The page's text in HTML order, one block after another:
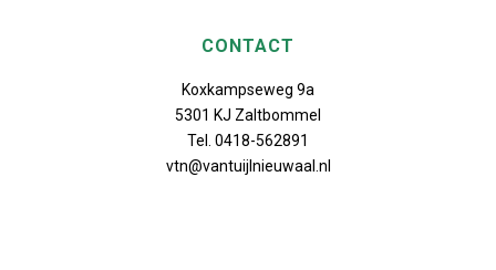
CONTACT
Koxkampseweg 9a
5301 KJ Zaltbommel
Tel. 0418-562891
vtn@vantuijlnieuwaal.nl